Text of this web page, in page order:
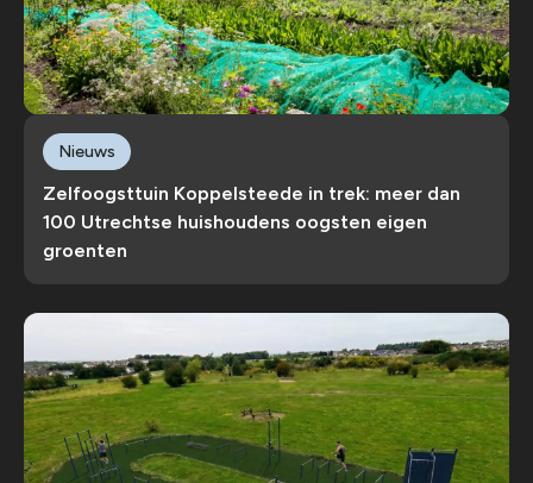
Zelfoogsttuin Koppelsteede in trek: meer dan
100 Utrechtse huishoudens oogsten eigen
groenten
Nieuws